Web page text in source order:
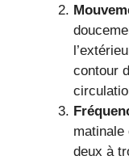
contour
matinale
deux à